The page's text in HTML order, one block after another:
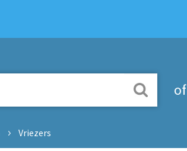
of
Vriezers